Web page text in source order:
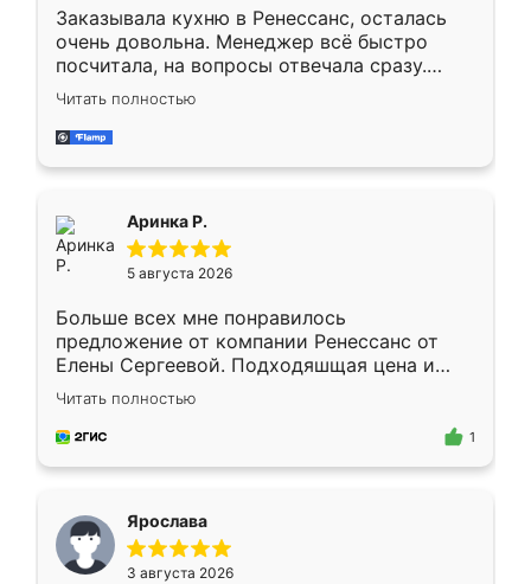
Заказывала кухню в Ренессанс, осталась
очень довольна. Менеджер всё быстро
посчитала, на вопросы отвечала сразу.
Замерщик приехал в субботу, подошёл к
делу со всей ответственностью. Собрали
за день, ребята работали аккуратно, даже
Читать полностью
Аринка Р.
5 августа 2026
Больше всех мне понравилось
предложение от компании Ренессанс от
Елены Сергеевой. Подходяшщая цена и
короткие сроки изготовления. Приехавший
для замера сотрудник Владислав
предложил по моему эскизу самый
Читать полностью
1
Ярослава
3 августа 2026